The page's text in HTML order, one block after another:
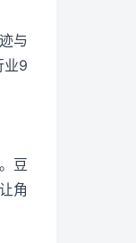
与
业9
豆
角